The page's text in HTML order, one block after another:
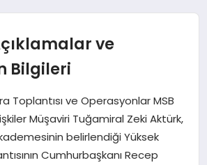
ve
Bilgileri
Toplantısı ve Operasyonlar MSB
Müşaviri Tuğamiral Zeki Aktürk,
belirlendiği Yüksek
Cumhurbaşkanı Recep